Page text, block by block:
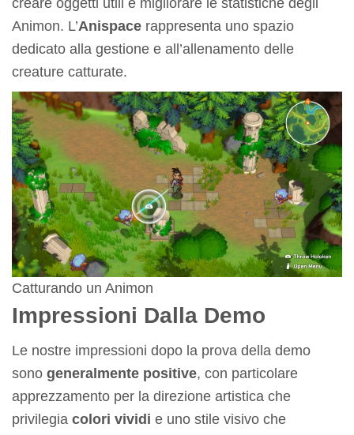
creare oggetti utili e migliorare le statistiche degli
Animon. L’Anispace rappresenta uno spazio
dedicato alla gestione e all’allenamento delle
creature catturate.
Catturando un Animon
Impressioni Dalla Demo
Le nostre impressioni dopo la prova della demo
sono generalmente positive, con particolare
apprezzamento per la direzione artistica che
privilegia colori vividi e uno stile visivo che